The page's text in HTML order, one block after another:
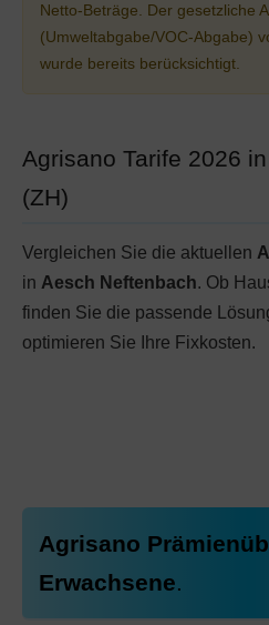
Netto-Beträge. Der gesetzliche
(Umweltabgabe/VOC-Abgabe)
wurde bereits berücksichtigt.
Agrisano Tarife 2026
(ZH)
Vergleichen Sie die aktuellen
in Aesch Neftenbach. Ob
finden Sie die passende
optimieren Sie Ihre Fixkosten.
Agrisano
Erwachsene.